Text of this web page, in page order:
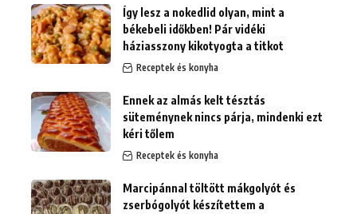
Így lesz a nokedlid olyan, mint a
békebeli időkben! Pár vidéki
háziasszony kikotyogta a titkot
Receptek és konyha
Ennek az almás kelt tésztás
süteménynek nincs párja, mindenki ezt
kéri tőlem
Receptek és konyha
Marcipánnal töltött mákgolyót és
zserbógolyót készítettem a